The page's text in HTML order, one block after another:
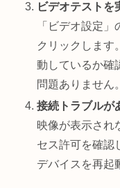
ビデオテストを
「ビデオ設定
クリックします
動しているか確
問題ありません。
接続トラブルが
映像が表示され
セス許可を確認
デバイスを再起